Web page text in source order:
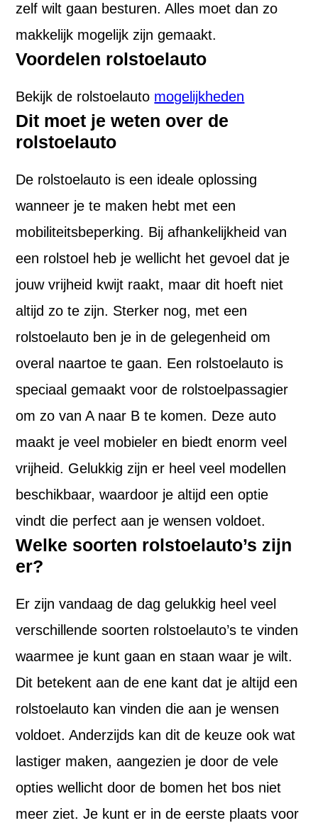
zelf wilt gaan besturen. Alles moet dan zo
makkelijk mogelijk zijn gemaakt.
Voordelen rolstoelauto
Bekijk de rolstoelauto mogelijkheden
Dit moet je weten over de
rolstoelauto
De rolstoelauto is een ideale oplossing
wanneer je te maken hebt met een
mobiliteitsbeperking. Bij afhankelijkheid van
een rolstoel heb je wellicht het gevoel dat je
jouw vrijheid kwijt raakt, maar dit hoeft niet
altijd zo te zijn. Sterker nog, met een
rolstoelauto ben je in de gelegenheid om
overal naartoe te gaan. Een rolstoelauto is
speciaal gemaakt voor de rolstoelpassagier
om zo van A naar B te komen. Deze auto
maakt je veel mobieler en biedt enorm veel
vrijheid. Gelukkig zijn er heel veel modellen
beschikbaar, waardoor je altijd een optie
vindt die perfect aan je wensen voldoet.
Welke soorten rolstoelauto’s zijn
er?
Er zijn vandaag de dag gelukkig heel veel
verschillende soorten rolstoelauto’s te vinden
waarmee je kunt gaan en staan waar je wilt.
Dit betekent aan de ene kant dat je altijd een
rolstoelauto kan vinden die aan je wensen
voldoet. Anderzijds kan dit de keuze ook wat
lastiger maken, aangezien je door de vele
opties wellicht door de bomen het bos niet
meer ziet. Je kunt er in de eerste plaats voor